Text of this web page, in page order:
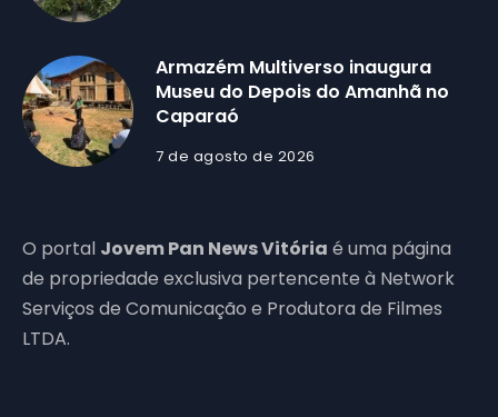
Armazém Multiverso inaugura
Museu do Depois do Amanhã no
Caparaó
7 de agosto de 2026
O portal Jovem Pan News Vitória é uma página
de propriedade exclusiva pertencente à Network
Serviços de Comunicação e Produtora de Filmes
LTDA.